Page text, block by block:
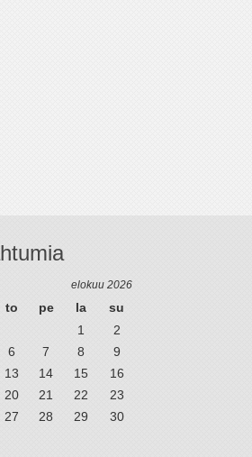
elokuu 2026
to pe la
su
1
2
6 7 8
9
13 14 15
16
20 21 22
23
27 28 29
30